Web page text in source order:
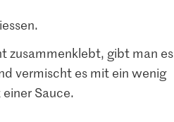
zusammenklebt, gibt man es
vermischt es mit ein wenig
Sauce.